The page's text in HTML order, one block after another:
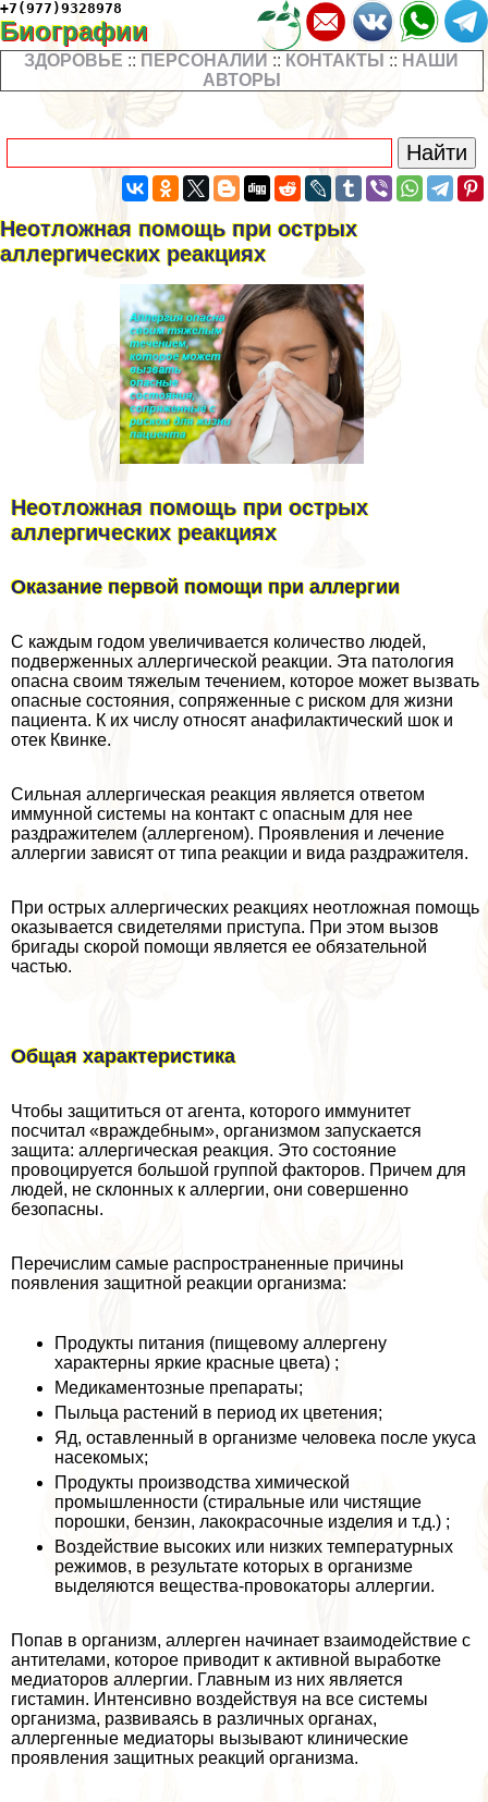
+7(977)9328978
Биографии
ЗДОРОВЬЕ :: ПЕРСОНАЛИИ :: КОНТАКТЫ :: НАШИ
АВТОРЫ
Неотложная помощь при острых
аллергических реакциях
Неотложная помощь при острых
аллергических реакциях
Оказание первой помощи при аллергии
С каждым годом увеличивается количество людей,
подверженных аллергической реакции. Эта патология
опасна своим тяжелым течением, которое может вызвать
опасные состояния, сопряженные с риском для жизни
пациента. К их числу относят анафилактический шок и
отек Квинке.
Сильная аллергическая реакция является ответом
иммунной системы на контакт с опасным для нее
раздражителем (аллергеном). Проявления и лечение
аллергии зависят от типа реакции и вида раздражителя.
При острых аллергических реакциях неотложная помощь
оказывается свидетелями приступа. При этом вызов
бригады скорой помощи является ее обязательной
частью.
Общая хаpaктеристика
Чтобы защититься от агента, которого иммунитет
посчитал «враждебным», организмом запускается
защита: аллергическая реакция. Это состояние
провоцируется большой группой факторов. Причем для
людей, не склонных к аллергии, они совершенно
безопасны.
Перечислим самые распространенные причины
появления защитной реакции организма:
Продукты питания (пищевому аллергену
хаpaктерны яркие красные цвета) ;
Медикаментозные препараты;
Пыльца растений в период их цветения;
Яд, оставленный в организме человека после укуса
насекомых;
Продукты производства химической
промышленности (стиральные или чистящие
порошки, бензин, лакокрасочные изделия и т.д.) ;
Воздействие высоких или низких температурных
режимов, в результате которых в организме
выделяются вещества-провокаторы аллергии.
Попав в организм, аллерген начинает взаимодействие с
антителами, которое приводит к активной выработке
медиаторов аллергии. Главным из них является
гистамин. Интенсивно воздействуя на все системы
организма, развиваясь в различных органах,
аллергенные медиаторы вызывают клинические
проявления защитных реакций организма.